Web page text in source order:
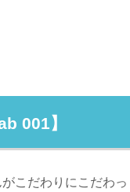
001】
こだわりにこだわっ